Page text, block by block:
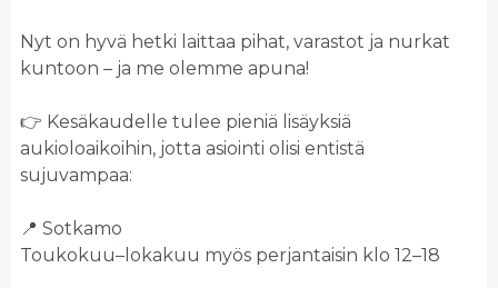
Nyt on hyvä hetki laittaa pihat, varastot ja nurkat
kuntoon – ja me olemme apuna!
👉 Kesäkaudelle tulee pieniä lisäyksiä
aukioloaikoihin, jotta asiointi olisi entistä
sujuvampaa:
📍 Sotkamo
Toukokuu–lokakuu myös perjantaisin klo 12–18